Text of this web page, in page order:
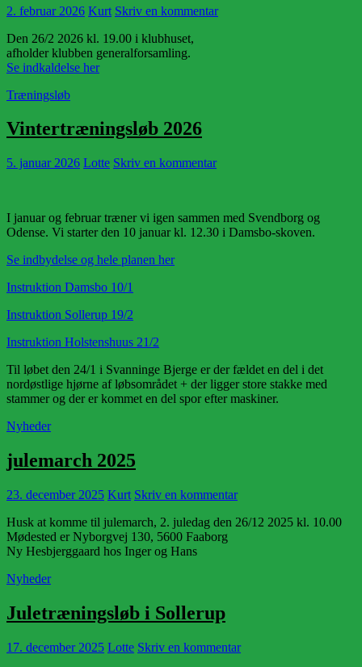
2. februar 2026 Kurt Skriv en kommentar
Den 26/2 2026 kl. 19.00 i klubhuset,
afholder klubben generalforsamling.
Se indkaldelse her
Træningsløb
Vintertræningsløb 2026
5. januar 2026 Lotte Skriv en kommentar
I januar og februar træner vi igen sammen med Svendborg og
Odense. Vi starter den 10 januar kl. 12.30 i Damsbo-skoven.
Se indbydelse og hele planen her
Instruktion Damsbo 10/1
Instruktion Sollerup 19/2
Instruktion Holstenshuus 21/2
Til løbet den 24/1 i Svanninge Bjerge er der fældet en del i det
nordøstlige hjørne af løbsområdet + der ligger store stakke med
stammer og der er kommet en del spor efter maskiner.
Nyheder
julemarch 2025
23. december 2025 Kurt Skriv en kommentar
Husk at komme til julemarch, 2. juledag den 26/12 2025 kl. 10.00
Mødested er Nyborgvej 130, 5600 Faaborg
Ny Hesbjerggaard hos Inger og Hans
Nyheder
Juletræningsløb i Sollerup
17. december 2025 Lotte Skriv en kommentar